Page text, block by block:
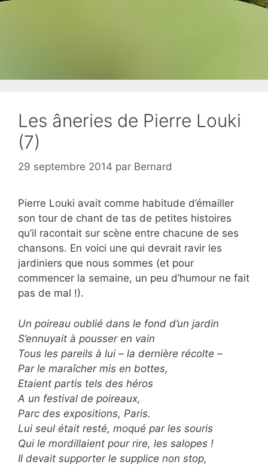
Les âneries de Pierre Louki
(7)
29 septembre 2014 par Bernard
Pierre Louki avait comme habitude d’émailler
son tour de chant de tas de petites histoires
qu’il racontait sur scène entre chacune de ses
chansons. En voici une qui devrait ravir les
jardiniers que nous sommes (et pour
commencer la semaine, un peu d’humour ne fait
pas de mal !).
Un poireau oublié dans le fond d’un jardin
S’ennuyait à pousser en vain
Tous les pareils à lui – la dernière récolte –
Par le maraîcher mis en bottes,
Etaient partis tels des héros
A un festival de poireaux,
Parc des expositions, Paris.
Lui seul était resté, moqué par les souris
Qui le mordillaient pour rire, les salopes !
Il devait supporter le supplice non stop,